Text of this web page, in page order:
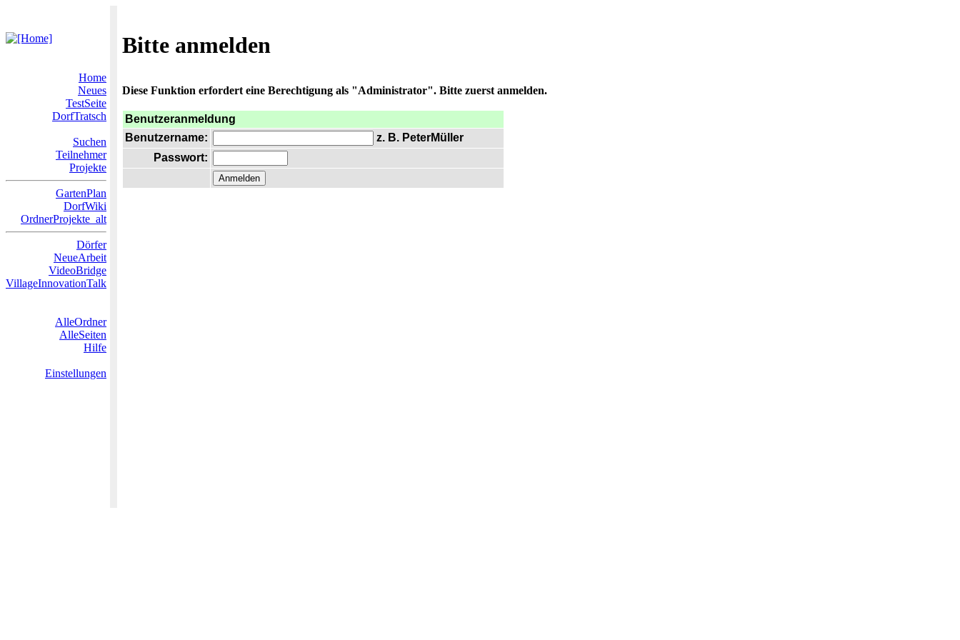
Bitte anmelden
Home
Neues
TestSeite
DorfTratsch
Suchen
Teilnehmer
Projekte
GartenPlan
DorfWiki
OrdnerProjekte_alt
Dörfer
NeueArbeit
VideoBridge
VillageInnovationTalk
AlleOrdner
AlleSeiten
Hilfe
Einstellungen
Diese Funktion erfordert eine Berechtigung als "Administrator". Bitte zuerst anmelden.
Benutzeranmeldung
Benutzername:
z. B. PeterMüller
Passwort: